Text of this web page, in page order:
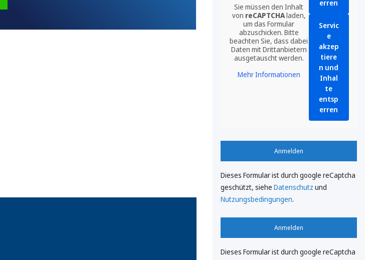
Sie müssen den Inhalt
von reCAPTCHAladen,
um das Formular
abzuschicken. Bitte
beachten Sie, dass dabei
Daten mit Drittanbietern
ausgetauscht werden.
Mehr Informationen
erren
Servic
e
akzep
tiere
n und
Inhal
te
entsp
erren
Anmelden
Dieses Formular ist durch google reCaptcha
geschützt, siehe Datenschutz und
Nutzungsbedingungen.
Anmelden
Dieses Formular ist durch google reCaptcha